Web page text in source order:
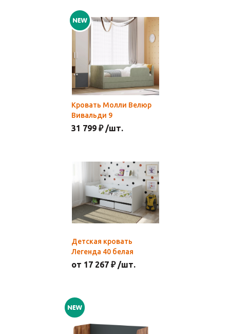
Кровать Молли Велюр
Вивальди 9
31 799 ₽ /шт.
Детская кровать
Легенда 40 белая
от 17 267 ₽ /шт.